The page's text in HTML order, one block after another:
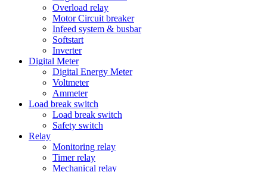
Overload relay
Motor Circuit breaker
Infeed system & busbar
Softstart
Inverter
Digital Meter
Digital Energy Meter
Voltmeter
Ammeter
Load break switch
Load break switch
Safety switch
Relay
Monitoring relay
Timer relay
Mechanical relay